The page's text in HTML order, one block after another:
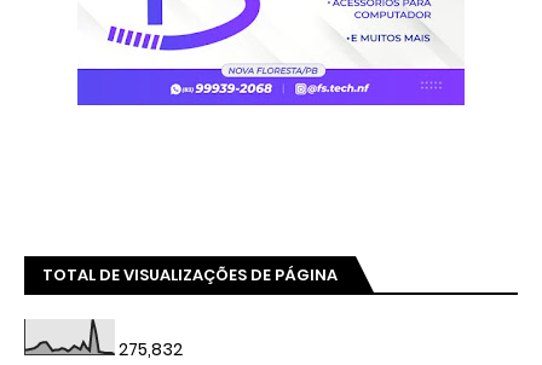
TOTAL DE VISUALIZAÇÕES DE PÁGINA
275,832